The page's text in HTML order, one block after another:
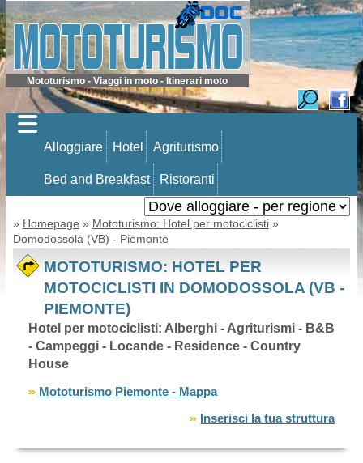
Mototurismo - Viaggi in moto - Itinerari moto
Alloggiare Hotel Agriturismo
Bed and Breakfast Ristoranti
» Homepage » Mototurismo: Hotel per motociclisti»
Domodossola (VB) - Piemonte
MOTOTURISMO: HOTEL PER
MOTOCICLISTI IN DOMODOSSOLA (VB -
PIEMONTE)
Hotel per motociclisti: Alberghi - Agriturismi - B&B
- Campeggi - Locande - Residence - Country
House
Mototurismo Piemonte - Mappa
Inserisci la tua struttura